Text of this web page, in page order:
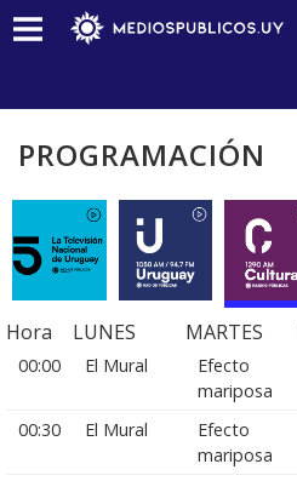
PROGRAMACIÓN
Hora LUNES MARTES
00:00 El Mural
Efecto
mariposa
00:30
El Mural
Efecto
mariposa